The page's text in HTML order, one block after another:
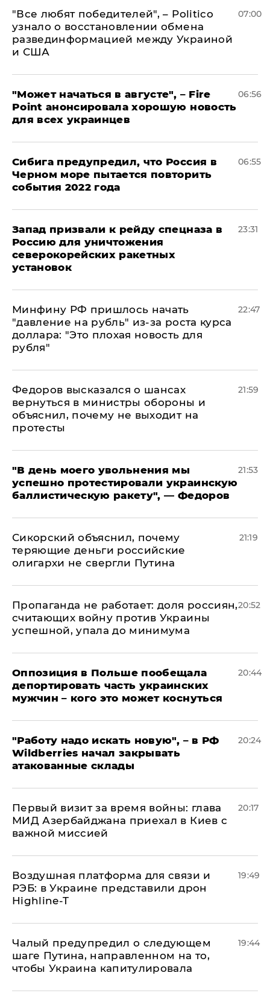
​"Все любят победителей", – Politico
узнало о восстановлении обмена
развединформацией между Украиной
и США
07:00
"Может начаться в августе", – Fire
Point анонсировала хорошую новость
для всех украинцев
06:56
Сибига предупредил, что Россия в
Черном море пытается повторить
события 2022 года
06:55
Запад призвали к рейду спецназа в
Россию для уничтожения
северокорейских ракетных
установок
23:31
Минфину РФ пришлось начать
"давление на рубль" из-за роста курса
доллара: "Это плохая новость для
рубля"
22:47
Федоров высказался о шансах
вернуться в министры обороны и
объяснил, почему не выходит на
протесты
21:59
​"В день моего увольнения мы
успешно протестировали украинскую
баллистическую ракету", — Федоров
21:53
Сикорский объяснил, почему
теряющие деньги российские
олигархи не свергли Путина
21:19
​Пропаганда не работает: доля россиян,
считающих войну против Украины
успешной, упала до минимума
20:52
Оппозиция в Польше пообещала
депортировать часть украинских
мужчин – кого это может коснуться
20:44
"Работу надо искать новую", – в РФ
Wildberries начал закрывать
атакованные склады
20:24
Первый визит за время войны: глава
МИД Азербайджана приехал в Киев с
важной миссией
20:17
Воздушная платформа для связи и
РЭБ: в Украине представили дрон
Highline-T
19:49
Чалый предупредил о следующем
шаге Путина, направленном на то,
чтобы Украина капитулировала
19:44